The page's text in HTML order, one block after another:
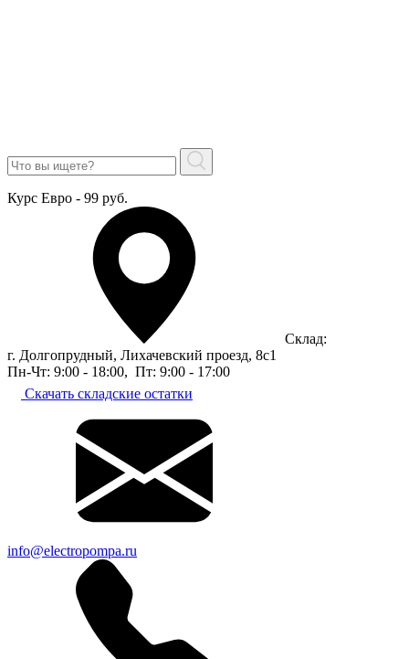
Курс Евро - 99 руб.
Склад:
г. Долгопрудный, Лихачевский проезд, 8c1
Пн-Чт: 9:00 - 18:00, Пт: 9:00 - 17:00
Скачать складские остатки
info@electropompa.ru